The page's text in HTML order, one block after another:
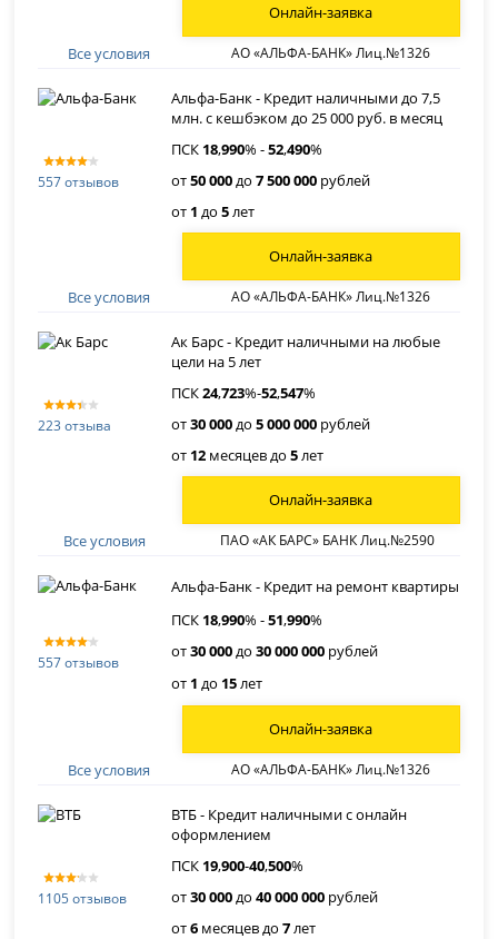
Все условия АО «АЛЬФА-БАНК» Лиц.№1326
Онлайн-заявка
557 отзывов
Альфа-Банк - Кредит наличными до 7,5
млн. с кешбэком до 25 000 руб. в месяц
ПСК 18,990% -52,490%
от50 000до7 500 000 рублей
от 1 до5лет
Все условия АО «АЛЬФА-БАНК» Лиц.№1326
Онлайн-заявка
223 отзыва
Ак Барс - Кредит наличными на любые
цели на 5 лет
ПСК24,723%-52,547%
от30 000до5 000 000 рублей
от 12 месяцев до5лет
Все условия ПАО «АК БАРС» БАНК Лиц.№2590
Онлайн-заявка
557 отзывов
Альфа-Банк - Кредит на ремонт квартиры
ПСК 18,990% -51,990%
от30 000до30 000 000 рублей
от 1 до 15лет
Все условия АО «АЛЬФА-БАНК» Лиц.№1326
Онлайн-заявка
1105 отзывов
ВТБ - Кредит наличными с онлайн
оформлением
ПСК 19,900-40,500%
от30 000до40 000 000 рублей
от6 месяцев до7лет